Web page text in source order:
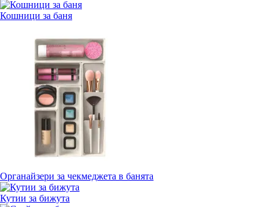
Кошници за баня
Органайзери за чекмеджета в банята
Кутии за бижута